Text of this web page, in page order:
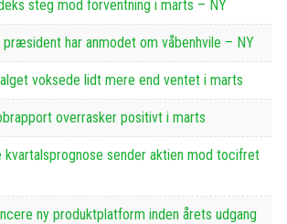
steg mod forventning i marts – NY
præsident har anmodet om våbenhvile – NY
voksede lidt mere end ventet i marts
overrasker positivt i marts
kvartalsprognose sender aktien mod tocifret
ny produktplatform inden årets udgang